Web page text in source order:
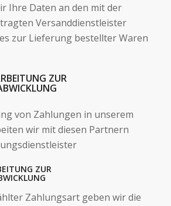
Ihre Daten an den mit der
Versanddienstleister
zur Lieferung bestellter Waren
ZUR
von Zahlungen in unserem
wir mit diesen Partnern
ZUR
Zahlungsart geben wir die